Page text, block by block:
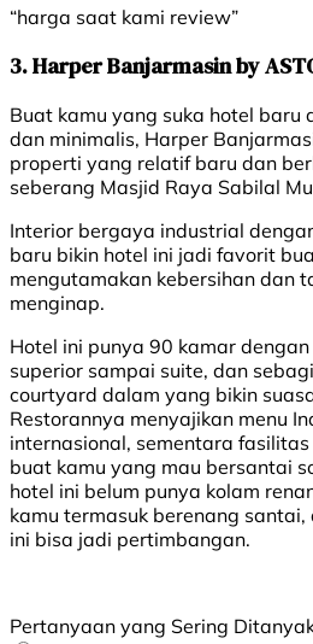
“harga saat kami review”
3. Harper Banjarmasin by
Buat kamu yang suka hotel baru
dan minimalis, Harper
properti yang relatif baru dan
seberang Masjid Raya Sabilal
Interior bergaya industrial
baru bikin hotel ini jadi favorit
mengutamakan kebersihan dan
menginap.
Hotel ini punya 90 kamar
superior sampai suite, dan
courtyard dalam yang bikin
Restorannya menyajikan menu
internasional, sementara
buat kamu yang mau bersantai
hotel ini belum punya kolam
kamu termasuk berenang
ini bisa jadi pertimbangan.
Pertanyaan yang Sering